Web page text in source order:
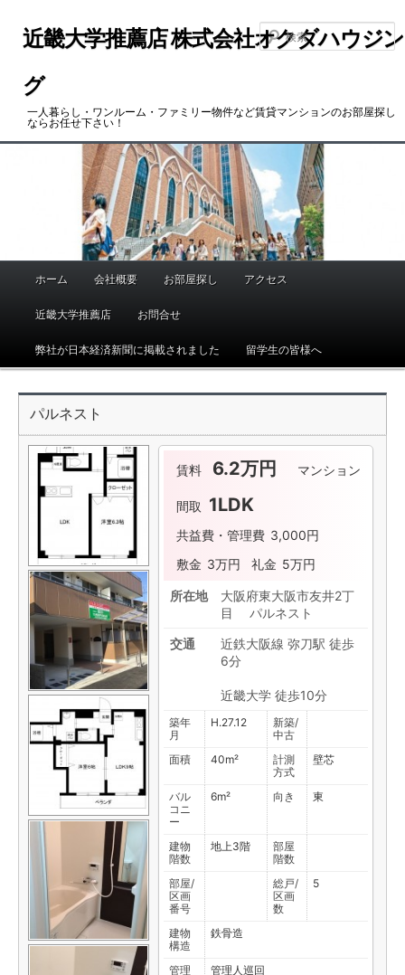
ン
近畿大学推薦店 株式会社オクダハウジン
グ
一人暮らし・ワンルーム・ファミリー物件など賃貸マンションのお部屋探し
ならお任せ下さい！
ニ
ホーム 会社概要 お部屋探し アクセス
近畿大学推薦店 お問合せ
弊社が日本経済新聞に掲載されました 留学生の皆様へ
パルネスト
賃料 6.2万円 マンション
間取 1LDK
共益費・管理費 3,000円
敷金 3万円 礼金 5万円
所在地
大阪府東大阪市友井2丁
目 パルネスト
交通
近鉄大阪線 弥刀駅 徒歩
6分
近畿大学 徒歩10分
築年
月
H.27.12
新築/
中古
面積
40m²
計測
方式
壁芯
バル
コニ
ー
6m² 向き 東
建物
階数
地上3階
部屋
階数
部屋/
区画
番号
総戸/
区画
数
5
建物
構造
鉄骨造
管理
管理人巡回